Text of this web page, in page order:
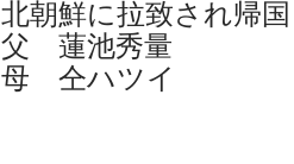
北朝鮮に拉致され帰
父 蓮池秀量
母 仝ハツイ